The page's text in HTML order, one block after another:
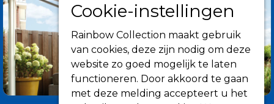
Cookie-instellingen
Rainbow Collection maakt gebruik
van cookies, deze zijn nodig om deze
website zo goed mogelijk te laten
functioneren. Door akkoord te gaan
met deze melding accepteert u het